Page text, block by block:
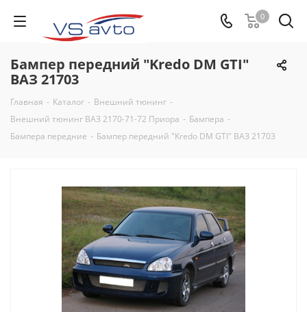
0
Бампер передний "Kredo DM GTI"
ВАЗ 21703
Главная - Каталог - Внешний тюнинг -
Внешний тюнинг ВАЗ 2170-71-72 Приора - Бампера -
Бампера передние - Бампер передний "Kredo DM GTI" ВАЗ 21703